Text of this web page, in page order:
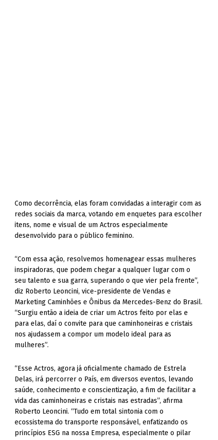
Como decorrência, elas foram convidadas a interagir com as
redes sociais da marca, votando em enquetes para escolher
itens, nome e visual de um Actros especialmente
desenvolvido para o público feminino.
“Com essa ação, resolvemos homenagear essas mulheres
inspiradoras, que podem chegar a qualquer lugar com o
seu talento e sua garra, superando o que vier pela frente”,
diz Roberto Leoncini, vice-presidente de Vendas e
Marketing Caminhões e Ônibus da Mercedes-Benz do Brasil.
“Surgiu então a ideia de criar um Actros feito por elas e
para elas, daí o convite para que caminhoneiras e cristais
nos ajudassem a compor um modelo ideal para as
mulheres”.
“Esse Actros, agora já oficialmente chamado de Estrela
Delas, irá percorrer o País, em diversos eventos, levando
saúde, conhecimento e conscientização, a fim de facilitar a
vida das caminhoneiras e cristais nas estradas”, afirma
Roberto Leoncini. “Tudo em total sintonia com o
ecossistema do transporte responsável, enfatizando os
princípios ESG na nossa Empresa, especialmente o pilar